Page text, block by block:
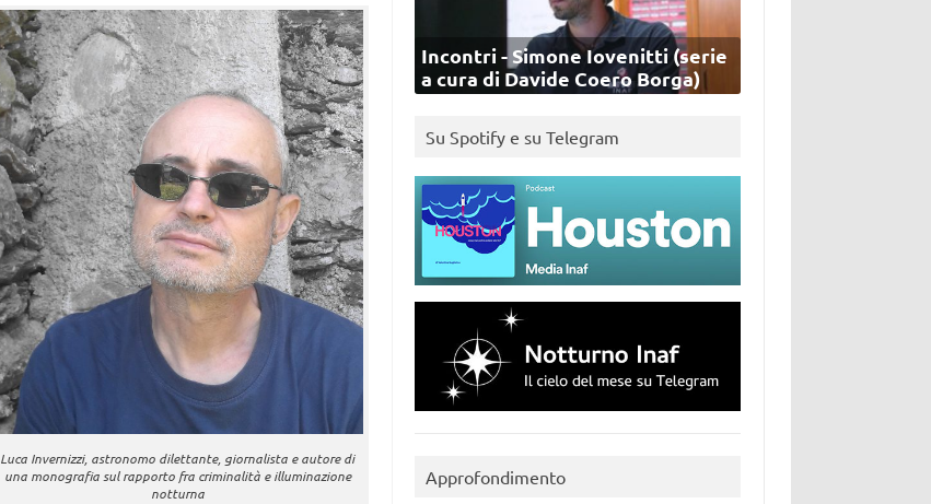
Luca Invernizzi, astronomo dilettante, giornalista e autore di
una monografia sul rapporto fra criminalità e illuminazione
notturna
Incontri - Simone Iovenitti (serie
a cura di Davide Coero Borga)
Su Spotify e su Telegram
Approfondimento